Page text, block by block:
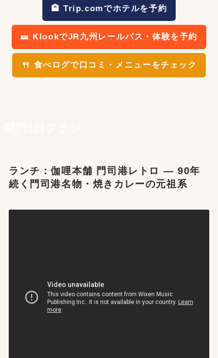
🏨 Trip.comでホテルを予約
🎫 KlookでJR九州レールパス・体験を予約
🍴 食べログで口コミ・メニューをチェック
ランチ：伽哩本舗 門司港レトロ — 90年
続く門司港名物・焼きカレーの元祖系